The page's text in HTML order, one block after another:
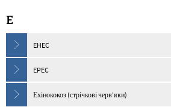
E
EHEC
EPEC
Ехінококоз (стрічкові черв'яки)